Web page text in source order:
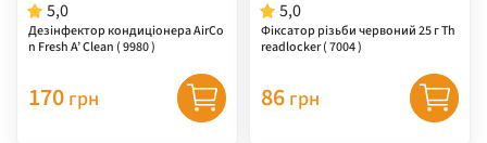
5,0
Дезінфектор кондиціонера AirCo
n Fresh A’ Clean ( 9980 )
170 грн
5,0
Фіксатор різьби червоний 25 г Th
readlocker ( 7004 )
86 грн